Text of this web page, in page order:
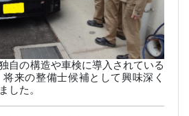
自の構造や車検に導入されている
来の整備士候補として興味深く
した。